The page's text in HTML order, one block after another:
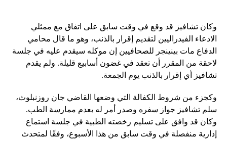
وكان تشافيز قد وقع في وقت سابق على اتفاق مع ممثلي
الادعاء الفيدراليين لتقديم إقرار بالذنب، وهو ما قال محامي
الدفاع مات بينينجر للصحافيين إن موكله سيقدم عليه في جلسة
لاحقة من المقرر أن تعقد في غضون أسابيع قليلة. ولم يقدم
تشافيز أي إقرار بالذنب يوم الجمعة.
وكجزء من شروط الكفالة التي وضعها القاضي جان روزنبلوث،
سلم تشافيز جواز سفره وصدر أمر له بعدم ممارسة الطب.
وكان قد وافق على تسليم رخصته الطبية في جلسة استماع
إدارية منفصلة في وقت سابق من هذا الأسبوع، وفقًا لمتحدث